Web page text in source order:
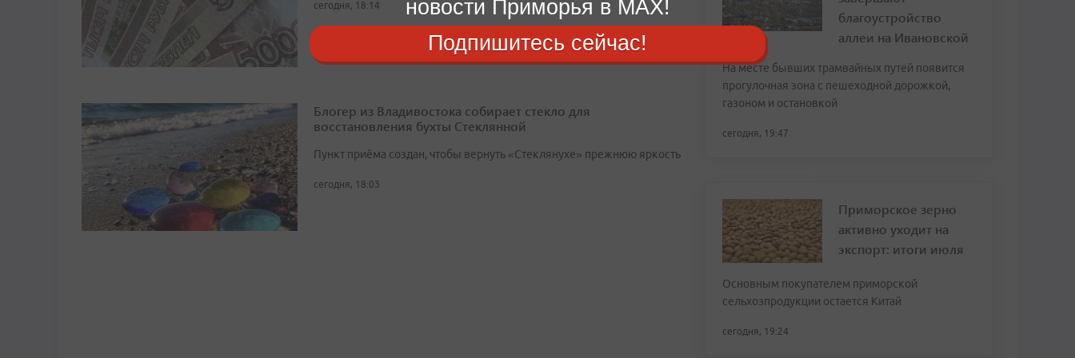
сегодня, 18:14
Блогер из Владивостока собирает стекло для
восстановления бухты Стеклянной
Пункт приёма создан, чтобы вернуть «Стеклянухе» прежнюю яркость
сегодня, 18:03
благоустройство
аллеи на Ивановской
На месте бывших трамвайных путей появится
прогулочная зона с пешеходной дорожкой,
газоном и остановкой
сегодня, 19:47
Приморское зерно
активно уходит на
экспорт: итоги июля
Основным покупателем приморской
сельхозпродукции остается Китай
сегодня, 19:24
новости Приморья в MAX!
Подпишитесь сейчас!